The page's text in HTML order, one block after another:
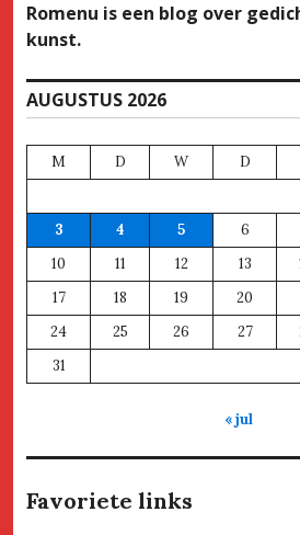
Romenu is een blog over
kunst.
AUGUSTUS 2026
M D W D
3
4 5 6
10
11 12 13
17
18 19 20
24
25 26 27
31
« jul
Favoriete links